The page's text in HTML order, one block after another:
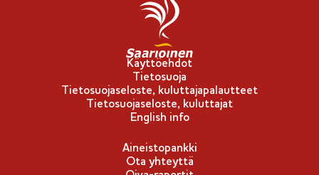
Käyttöehdot
Tietosuoja
Tietosuojaseloste, kuluttajapalautteet
Tietosuojaseloste, kuluttajat
English info
Aineistopankki
Ota yhteyttä